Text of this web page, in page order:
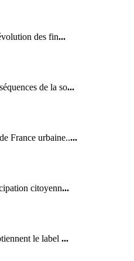
des fin...
de la so...
France urbaine.....
citoyenn...
le label ...